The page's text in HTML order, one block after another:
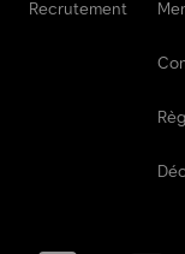
Recrutement